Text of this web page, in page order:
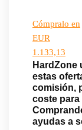
Cómpralo en
EUR
1.133,13
HardZone
estas
comisión,
coste para
ayudas a